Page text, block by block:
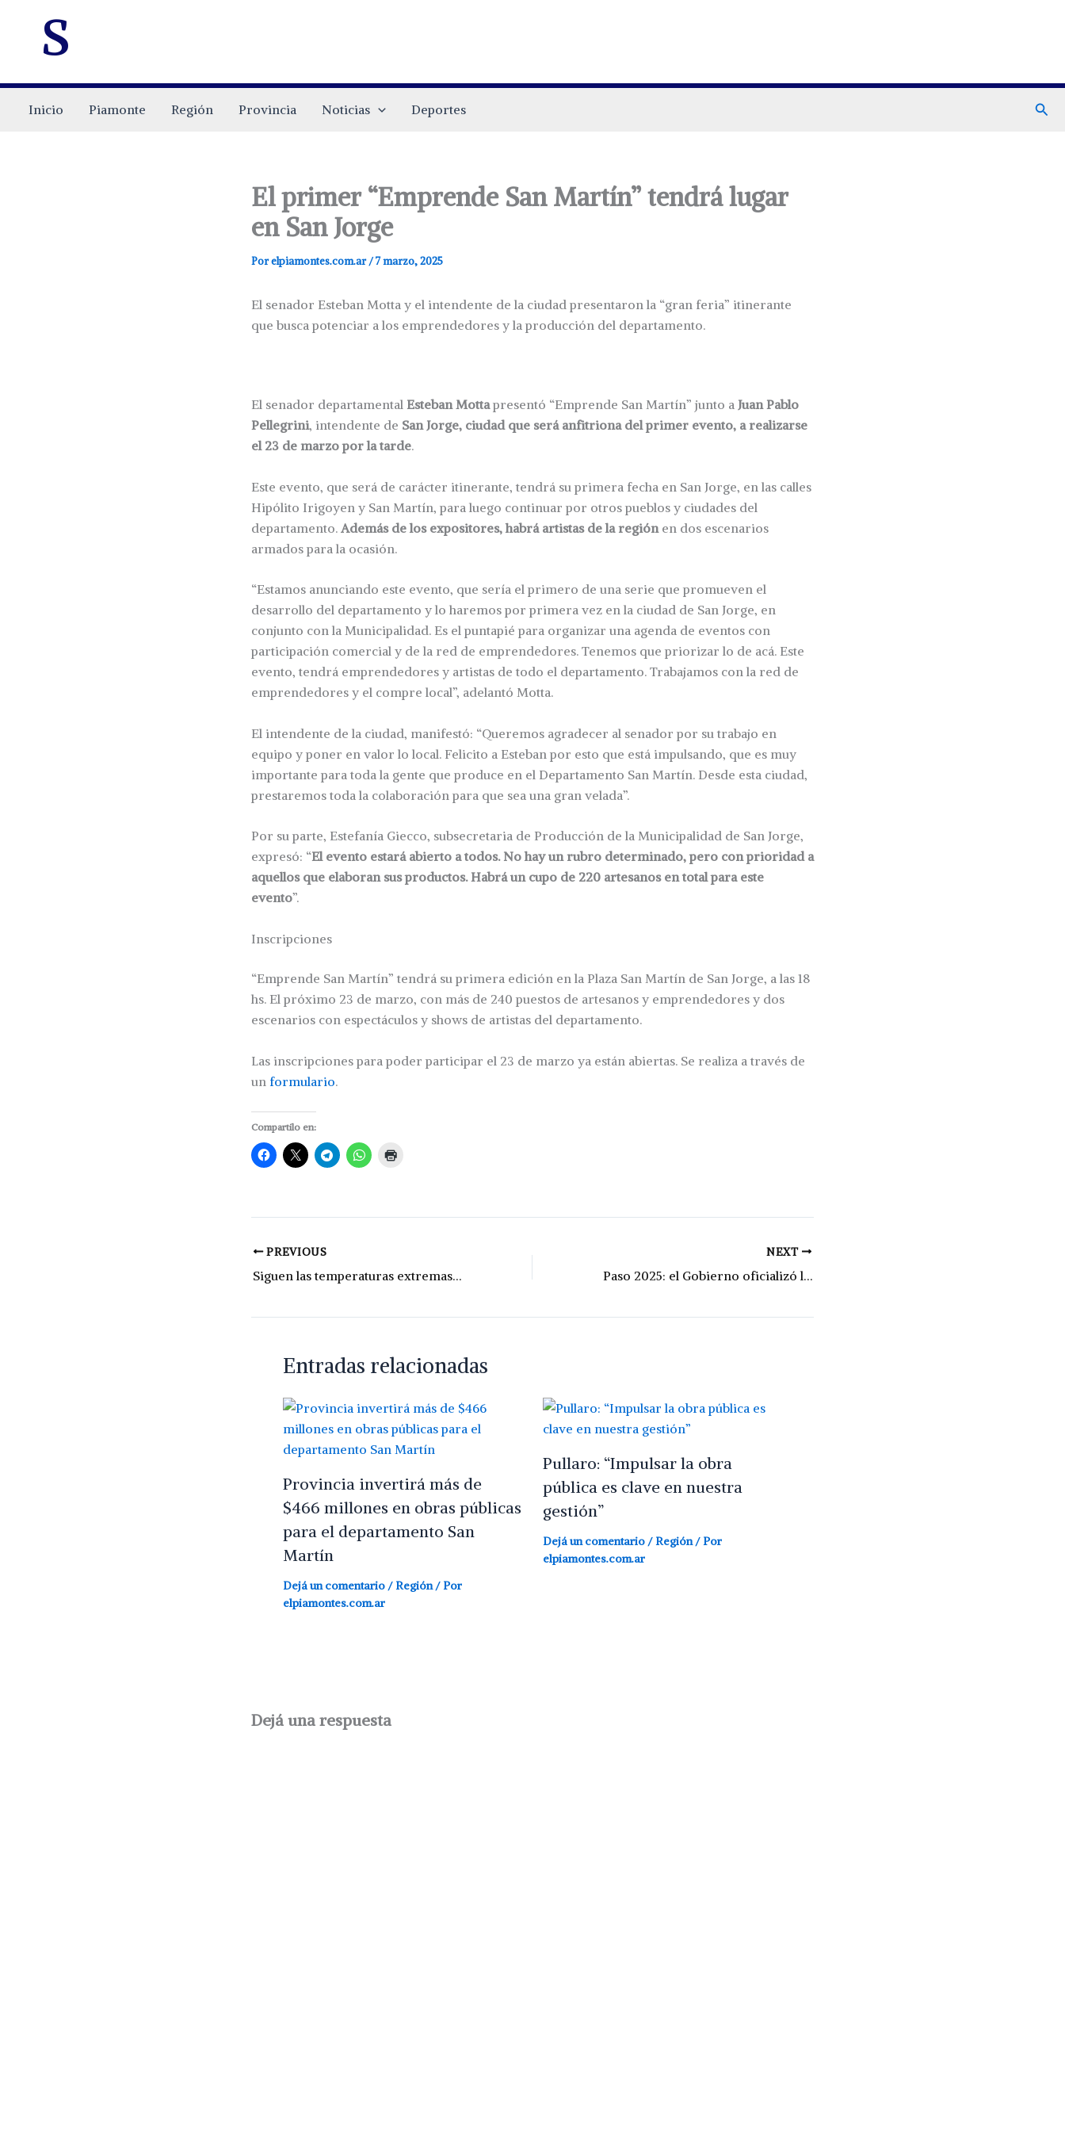
s
Inicio Piamonte Región Provincia Noticias Deportes
El primer “Emprende San Martín” tendrá lugar
en San Jorge
Porelpiamontes.com.ar/7 marzo, 2025
El senador Esteban Motta y el intendente de la ciudad presentaron la “gran feria” itinerante
que busca potenciar a los emprendedores y la producción del departamento.
El senador departamental Esteban Mottapresentó “Emprende San Martín” junto a Juan Pablo
Pellegrini, intendente de San Jorge, ciudad que será anfitriona del primer evento, a realizarse
el 23 de marzo por la tarde.
Este evento, que será de carácter itinerante, tendrá su primera fecha en San Jorge, en las calles
Hipólito Irigoyen y San Martín, para luego continuar por otros pueblos y ciudades del
departamento. Además de los expositores, habrá artistas de la región en dos escenarios
armados para la ocasión.
“Estamos anunciando este evento, que sería el primero de una serie que promueven el
desarrollo del departamento y lo haremos por primera vez en la ciudad de San Jorge, en
conjunto con la Municipalidad. Es el puntapié para organizar una agenda de eventos con
participación comercial y de la red de emprendedores. Tenemos que priorizar lo de acá. Este
evento, tendrá emprendedores y artistas de todo el departamento. Trabajamos con la red de
emprendedores y el compre local”, adelantó Motta.
El intendente de la ciudad, manifestó: “Queremos agradecer al senador por su trabajo en
equipo y poner en valor lo local. Felicito a Esteban por esto que está impulsando, que es muy
importante para toda la gente que produce en el Departamento San Martín. Desde esta ciudad,
prestaremos toda la colaboración para que sea una gran velada”.
Por su parte, Estefanía Giecco, subsecretaria de Producción de la Municipalidad de San Jorge,
expresó: “El evento estará abierto a todos. No hay un rubro determinado, pero con prioridad a
aquellos que elaboran sus productos. Habrá un cupo de 220 artesanos en total para este
evento”.
Inscripciones
“Emprende San Martín” tendrá su primera edición en la Plaza San Martín de San Jorge, a las 18
hs. El próximo 23 de marzo, con más de 240 puestos de artesanos y emprendedores y dos
escenarios con espectáculos y shows de artistas del departamento.
Las inscripciones para poder participar el 23 de marzo ya están abiertas. Se realiza a través de
un formulario.
Compartilo en:
PREVIOUS
Siguen las temperaturas extremas, pero con la lluvia viene alivio
NEXT
Paso 2025: el Gobierno oficializó la suspensión de las primarias nacionales
Entradas relacionadas
Provincia invertirá más de
$466 millones en obras públicas
para el departamento San
Martín
Dejá un comentario /Región/ Por
elpiamontes.com.ar
Pullaro: “Impulsar la obra
pública es clave en nuestra
gestión”
Dejá un comentario /Región/ Por
elpiamontes.com.ar
Dejá una respuesta